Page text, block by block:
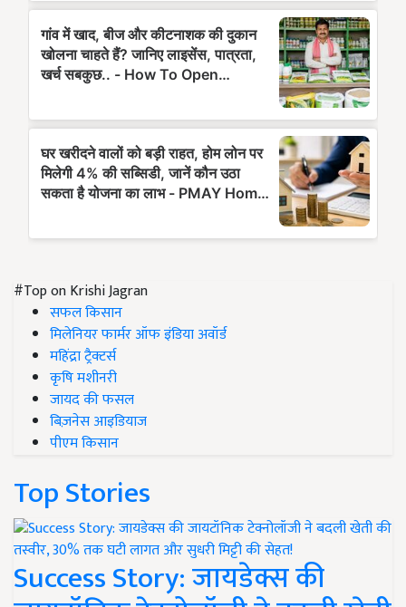
#Top on Krishi Jagran
सफल किसान
मिलेनियर फार्मर ऑफ इंडिया अवॉर्ड
महिंद्रा ट्रैक्टर्स
कृषि मशीनरी
जायद की फसल
बिज़नेस आइडियाज
पीएम किसान
Top Stories
Success Story: जायडेक्स की